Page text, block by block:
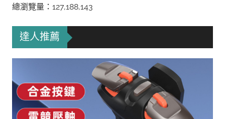
總瀏覽量：127,188,143
達人推薦